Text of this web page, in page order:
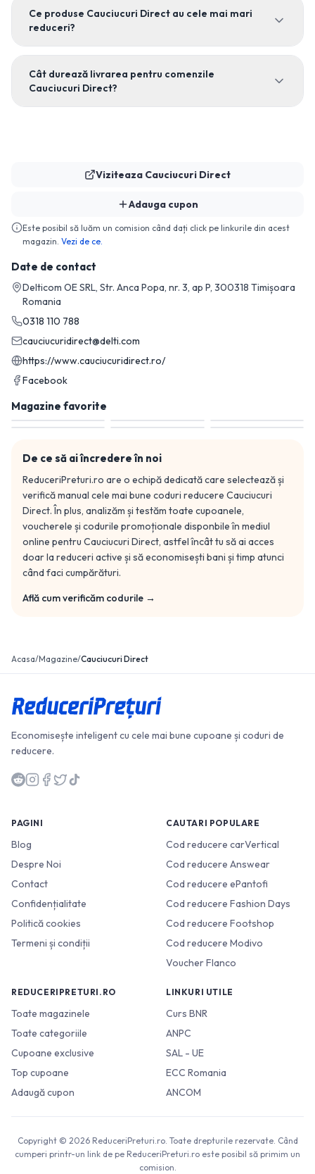
Viziteaza Cauciucuri Direct
Adauga cupon
Este posibil să luăm un comision când dați click pe linkurile din acest
magazin. Vezi de ce.
Date de contact
Delticom OE SRL, Str. Anca Popa, nr. 3, ap P, 300318 Timișoara
Romania
0318 110 788
cauciucuridirect@delti.com
https://www.cauciucuridirect.ro/
Facebook
Magazine favorite
De ce să ai încredere în noi
ReduceriPreturi.ro are o echipă dedicată care selectează și
verifică manual cele mai bune coduri reducere Cauciucuri
Direct. În plus, analizăm și testăm toate cupoanele,
voucherele și codurile promoționale disponbile în mediul
online pentru Cauciucuri Direct, astfel încât tu să ai acces
doar la reduceri active și să economisești bani și timp atunci
când faci cumpărături.
Află cum verificăm codurile →
Ce produse Cauciucuri Direct au cele mai mari
reduceri?
Cât durează livrarea pentru comenzile
Cauciucuri Direct?
Acasa/Magazine/Cauciucuri Direct
Economisește inteligent cu cele mai bune cupoane și coduri de
reducere.
PAGINI
Blog
Despre Noi
Contact
Confidențialitate
Politică cookies
Termeni și condiții
CAUTARI POPULARE
Cod reducere carVertical
Cod reducere Answear
Cod reducere ePantofi
Cod reducere Fashion Days
Cod reducere Footshop
Cod reducere Modivo
Voucher Flanco
REDUCERIPRETURI.RO
Toate magazinele
Toate categoriile
Cupoane exclusive
Top cupoane
Adaugă cupon
LINKURI UTILE
Curs BNR
ANPC
SAL - UE
ECC Romania
ANCOM
Copyright © 2026 ReduceriPreturi.ro. Toate drepturile rezervate. Când
cumperi printr-un link de pe ReduceriPreturi.ro este posibil să primim un
comision.